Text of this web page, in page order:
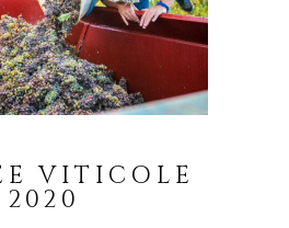
VITICOLE
2020